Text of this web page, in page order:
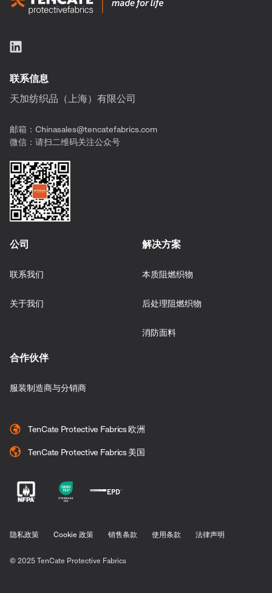
联系信息
天加纺织品（上海）有限公司
邮箱： Chinasales@tencatefabrics.com
微信：请扫二维码关注公众号
公司
联系我们
关于我们
解决方案
本质阻燃织物
后处理阻燃织物
消防面料
合作伙伴
服装制造商与分销商
TenCate Protective Fabrics 欧洲
TenCate Protective Fabrics 美国
隐私政策 Cookie 政策 销售条款 使用条款 法律声明
© 2025 TenCate Protective Fabrics